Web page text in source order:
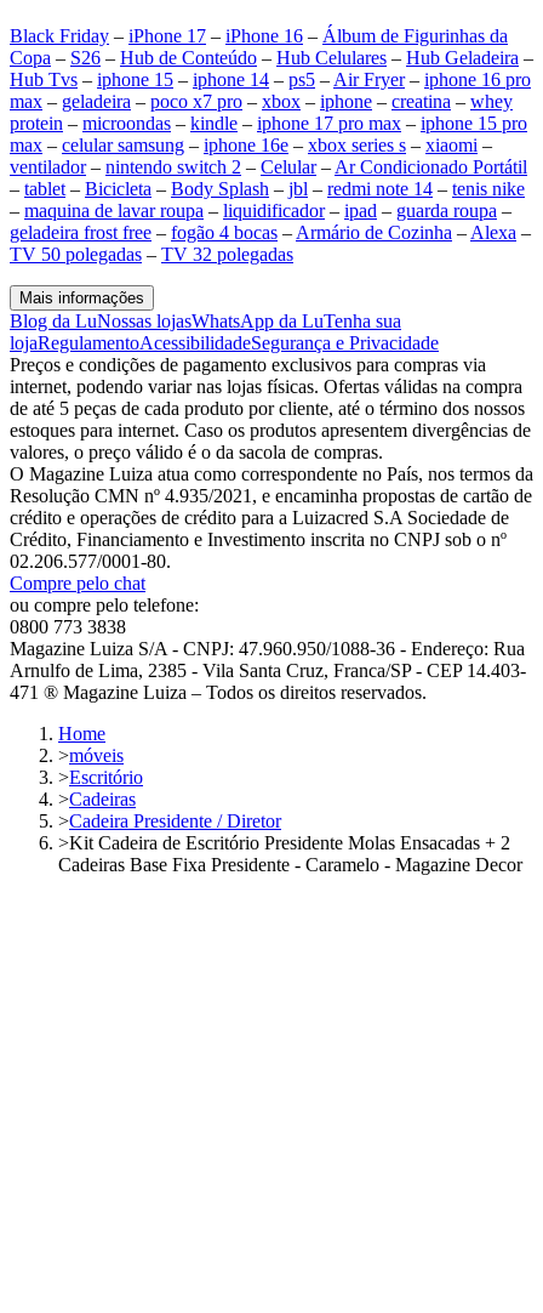
Black Friday – iPhone 17 – iPhone 16 – Álbum de Figurinhas da
Copa – S26 – Hub de Conteúdo – Hub Celulares – Hub Geladeira –
Hub Tvs – iphone 15 – iphone 14 – ps5 – Air Fryer– iphone 16 pro
max – geladeira – poco x7 pro – xbox – iphone – creatina – whey
protein – microondas – kindle – iphone 17 pro max – iphone 15 pro
max – celular samsung – iphone 16e – xbox series s – xiaomi –
ventilador– nintendo switch 2 – Celular– Ar Condicionado Portátil
– tablet – Bicicleta – Body Splash – jbl – redmi note 14 – tenis nike
– maquina de lavar roupa – liquidificador– ipad – guarda roupa –
geladeira frost free – fogão 4 bocas – Armário de Cozinha – Alexa –
TV 50 polegadas – TV 32 polegadas
Mais informações
Blog da LuNossas lojasWhatsApp da LuTenha sua
lojaRegulamentoAcessibilidadeSegurança e Privacidade
Preços e condições de pagamento exclusivos para compras via
internet, podendo variar nas lojas físicas. Ofertas válidas na compra
de até 5 peças de cada produto por cliente, até o término dos nossos
estoques para internet. Caso os produtos apresentem divergências de
valores, o preço válido é o da sacola de compras.
O Magazine Luiza atua como correspondente no País, nos termos da
Resolução CMN nº 4.935/2021, e encaminha propostas de cartão de
crédito e operações de crédito para a Luizacred S.A Sociedade de
Crédito, Financiamento e Investimento inscrita no CNPJ sob o nº
02.206.577/0001-80.
Compre pelo chat
ou compre pelo telefone:
0800 773 3838
Magazine Luiza S/A - CNPJ: 47.960.950/1088-36 - Endereço: Rua
Arnulfo de Lima, 2385 - Vila Santa Cruz, Franca/SP - CEP 14.403-
471 ® Magazine Luiza – Todos os direitos reservados.
Home
>móveis
>Escritório
>Cadeiras
>Cadeira Presidente / Diretor
>Kit Cadeira de Escritório Presidente Molas Ensacadas + 2
Cadeiras Base Fixa Presidente - Caramelo - Magazine Decor